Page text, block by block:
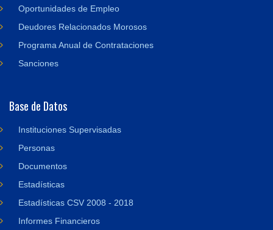
Oportunidades de Empleo
Deudores Relacionados Morosos
Programa Anual de Contrataciones
Sanciones
Base de Datos
Instituciones Supervisadas
Personas
Documentos
Estadísticas
Estadísticas CSV 2008 - 2018
Informes Financieros